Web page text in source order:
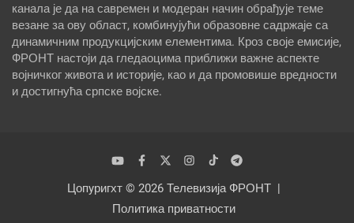
канала је да на савремен и модеран начин обрађује теме
везане за ову област, комбинујући образовне садржаје са
динамичним продукцијским елементима. Кроз своје емисије,
ФРОНТ настоји да гледаоцима приближи важне аспекте
војничког живота и историје, као и да промовише вредности
и достигнућа српске војске.
Цопyригхт © 2026 Телевизија ФРОНТ
Политика приватности